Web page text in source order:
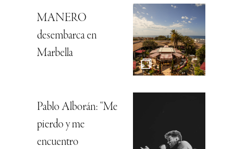
MANERO
desembarca en
Marbella
Pablo Alborán: “Me
pierdo y me
encuentro